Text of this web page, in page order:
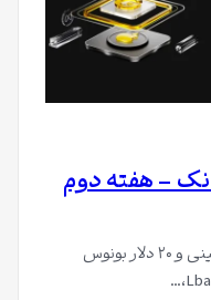
– هفته دوم
قرعه‌کشی کارت‌های شانس با برد تضمینی و ۲۰ دلار بونوس